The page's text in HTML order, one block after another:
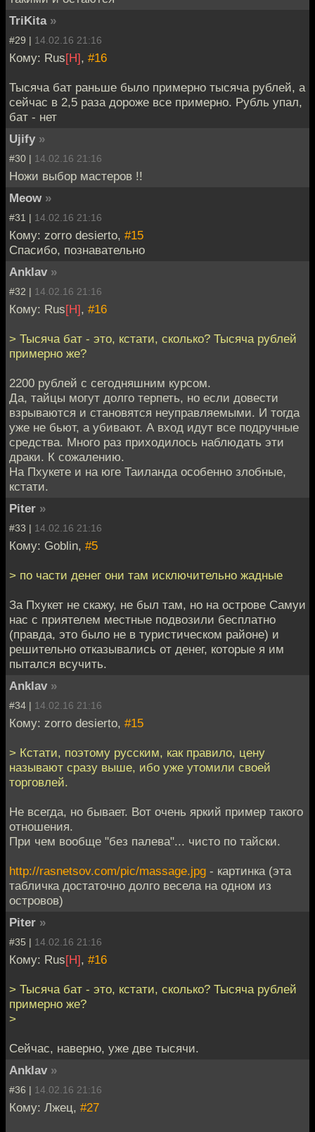
TriKita »
#29 | 14.02.16 21:16
Кому: Rus[H], #16
Тысяча бат раньше было примерно тысяча рублей, а
сейчас в 2,5 раза дороже все примерно. Рубль упал,
бат - нет
Ujify »
#30 | 14.02.16 21:16
Ножи выбор мастеров !!
Meow »
#31 | 14.02.16 21:16
Кому: zorro desierto, #15
Спасибо, познавательно
Anklav »
#32 | 14.02.16 21:16
Кому: Rus[H], #16
> Тысяча бат - это, кстати, сколько? Тысяча рублей
примерно же?
2200 рублей с сегодняшним курсом.
Да, тайцы могут долго терпеть, но если довести
взрываются и становятся неуправляемыми. И тогда
уже не бьют, а убивают. А вход идут все подручные
средства. Много раз приходилось наблюдать эти
драки. К сожалению.
На Пхукете и на юге Таиланда особенно злобные,
кстати.
Piter »
#33 | 14.02.16 21:16
Кому: Goblin, #5
> по части денег они там исключительно жадные
За Пхукет не скажу, не был там, но на острове Самуи
нас с приятелем местные подвозили бесплатно
(правда, это было не в туристическом районе) и
решительно отказывались от денег, которые я им
пытался всучить.
Anklav »
#34 | 14.02.16 21:16
Кому: zorro desierto, #15
> Кстати, поэтому русским, как правило, цену
называют сразу выше, ибо уже утомили своей
торговлей.
Не всегда, но бывает. Вот очень яркий пример такого
отношения.
При чем вообще "без палева"... чисто по тайски.
http://rasnetsov.com/pic/massage.jpg - картинка (эта
табличка достаточно долго весела на одном из
островов)
Piter »
#35 | 14.02.16 21:16
Кому: Rus[H], #16
> Тысяча бат - это, кстати, сколько? Тысяча рублей
примерно же?
>
Сейчас, наверно, уже две тысячи.
Anklav »
#36 | 14.02.16 21:16
Кому: Лжец, #27